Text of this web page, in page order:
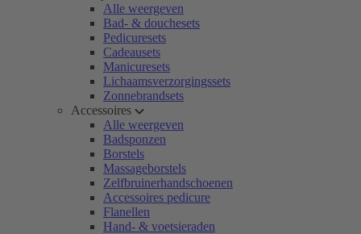
Alle weergeven
Bad- & douchesets
Pedicuresets
Cadeausets
Manicuresets
Lichaamsverzorgingssets
Zonnebrandsets
Accessoires
Alle weergeven
Badsponzen
Borstels
Massageborstels
Zelfbruinerhandschoenen
Accessoires pedicure
Flanellen
Hand- & voetsieraden